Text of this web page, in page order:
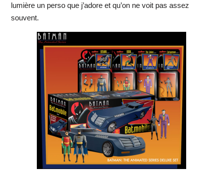
lumière un perso que j’adore et qu’on ne voit pas assez
souvent.